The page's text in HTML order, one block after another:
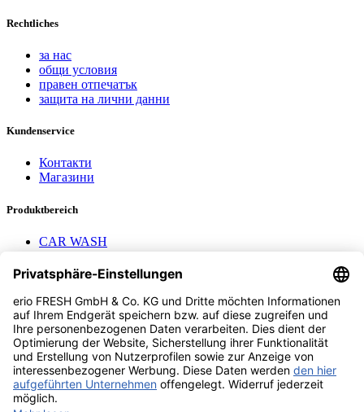
Rechtliches
за нас
общи условия
правен отпечатък
защита на лични данни
Kundenservice
Контакти
Магазини
Produktbereich
CAR WASH
AEROTEC Compressors
Nayax Cashless
Contact us
erio FRESH GmbH & Co. KG
Stader Landstr. 7
28719 Bremen